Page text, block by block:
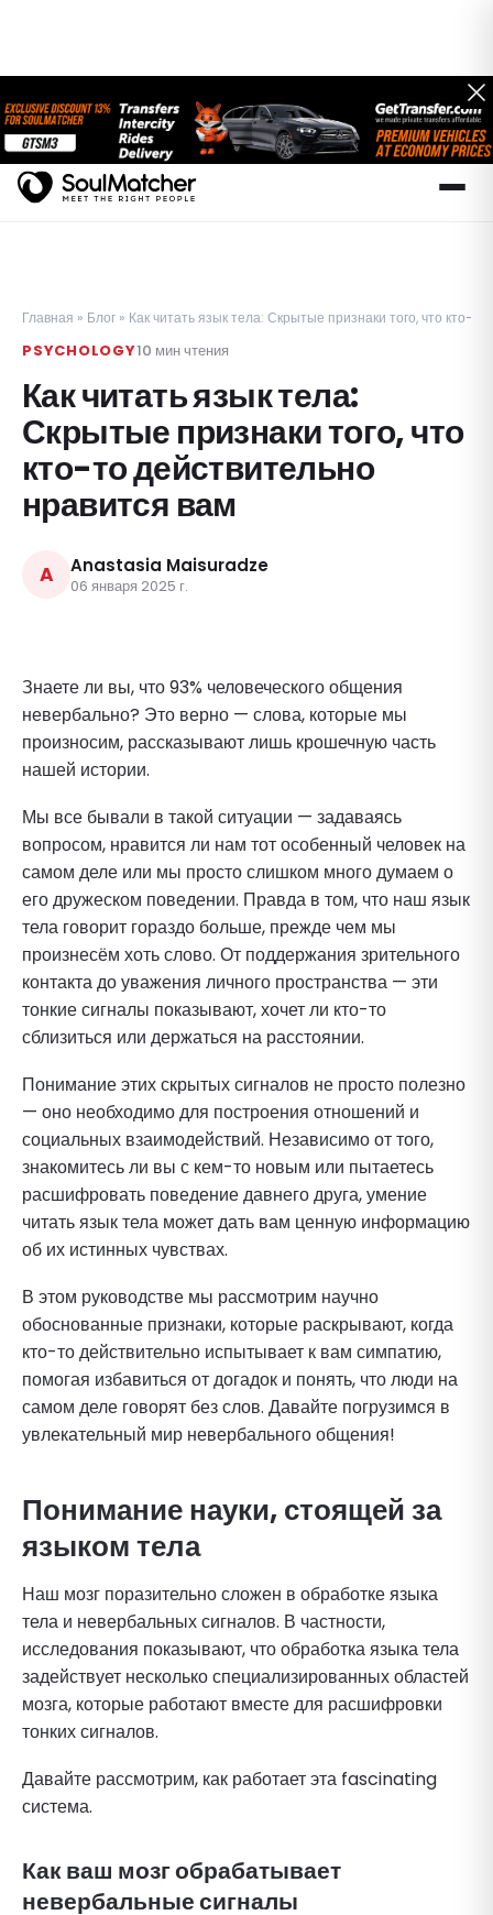
Главная » Блог » Как читать язык тела: Скрытые признаки того, что кто-
PSYCHOLOGY10 мин чтения
Как читать язык тела:
Скрытые признаки того, что
кто-то действительно
нравится вам
A Anastasia Maisuradze
06 января 2025 г.
Знаете ли вы, что 93% человеческого общения
невербально? Это верно — слова, которые мы
произносим, рассказывают лишь крошечную часть
нашей истории.
Мы все бывали в такой ситуации — задаваясь
вопросом, нравится ли нам тот особенный человек на
самом деле или мы просто слишком много думаем о
его дружеском поведении. Правда в том, что наш язык
тела говорит гораздо больше, прежде чем мы
произнесём хоть слово. От поддержания зрительного
контакта до уважения личного пространства — эти
тонкие сигналы показывают, хочет ли кто-то
сблизиться или держаться на расстоянии.
Понимание этих скрытых сигналов не просто полезно
— оно необходимо для построения отношений и
социальных взаимодействий. Независимо от того,
знакомитесь ли вы с кем-то новым или пытаетесь
расшифровать поведение давнего друга, умение
читать язык тела может дать вам ценную информацию
об их истинных чувствах.
В этом руководстве мы рассмотрим научно
обоснованные признаки, которые раскрывают, когда
кто-то действительно испытывает к вам симпатию,
помогая избавиться от догадок и понять, что люди на
самом деле говорят без слов. Давайте погрузимся в
увлекательный мир невербального общения!
Понимание науки, стоящей за
языком тела
Наш мозг поразительно сложен в обработке языка
тела и невербальных сигналов. В частности,
исследования показывают, что обработка языка тела
задействует несколько специализированных областей
мозга, которые работают вместе для расшифровки
тонких сигналов.
Давайте рассмотрим, как работает эта fascinating
система.
Как ваш мозг обрабатывает
невербальные сигналы